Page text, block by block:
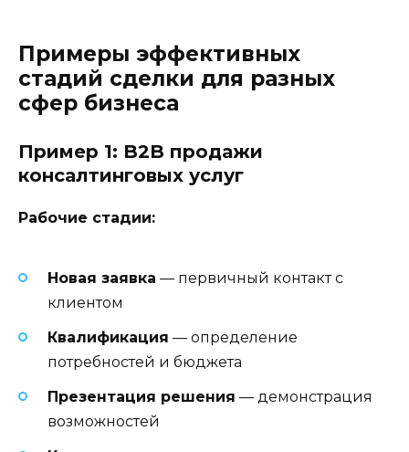
Примеры эффективных
стадий сделки для разных
сфер бизнеса
Пример 1: B2B продажи
консалтинговых услуг
Рабочие стадии:
Новая заявка — первичный контакт с
клиентом
Квалификация — определение
потребностей и бюджета
Презентация решения — демонстрация
возможностей